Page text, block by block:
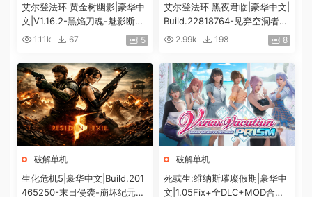
艾尔登法环 黄金树幽影|豪华中
文|V1.16.2-黑焰刀魂-魅影断弦
+预购特典+全DLC+修改器|解
1.11k 67 5
艾尔登法环 黑夜君临|豪华中文|
Build.22818764-见弃空洞者DL
C+预购特典+全DLC+修改器|解
2.99k 198 8
破解单机
生化危机5|豪华中文|Build.201
465250-末日侵袭-崩坏纪元
破解单机
死或生:维纳斯璀璨假期|豪华中
文|1.05Fix+全DLC+MOD合集